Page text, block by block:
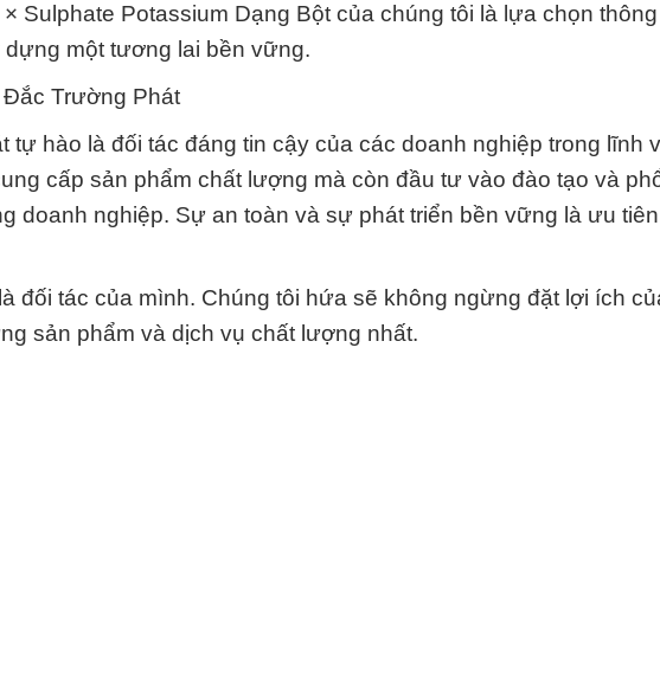
Sulphate Potassium Dạng Bột của chúng tôi là lựa chọn
một tương lai bền vững.
Đắc Trường Phát
tự hào là đối tác đáng tin cậy của các doanh nghiệp trong lĩnh
cấp sản phẩm chất lượng mà còn đầu tư vào đào tạo và
doanh nghiệp. Sự an toàn và sự phát triển bền vững là ưu
đối tác của mình. Chúng tôi hứa sẽ không ngừng đặt lợi ích
sản phẩm và dịch vụ chất lượng nhất.